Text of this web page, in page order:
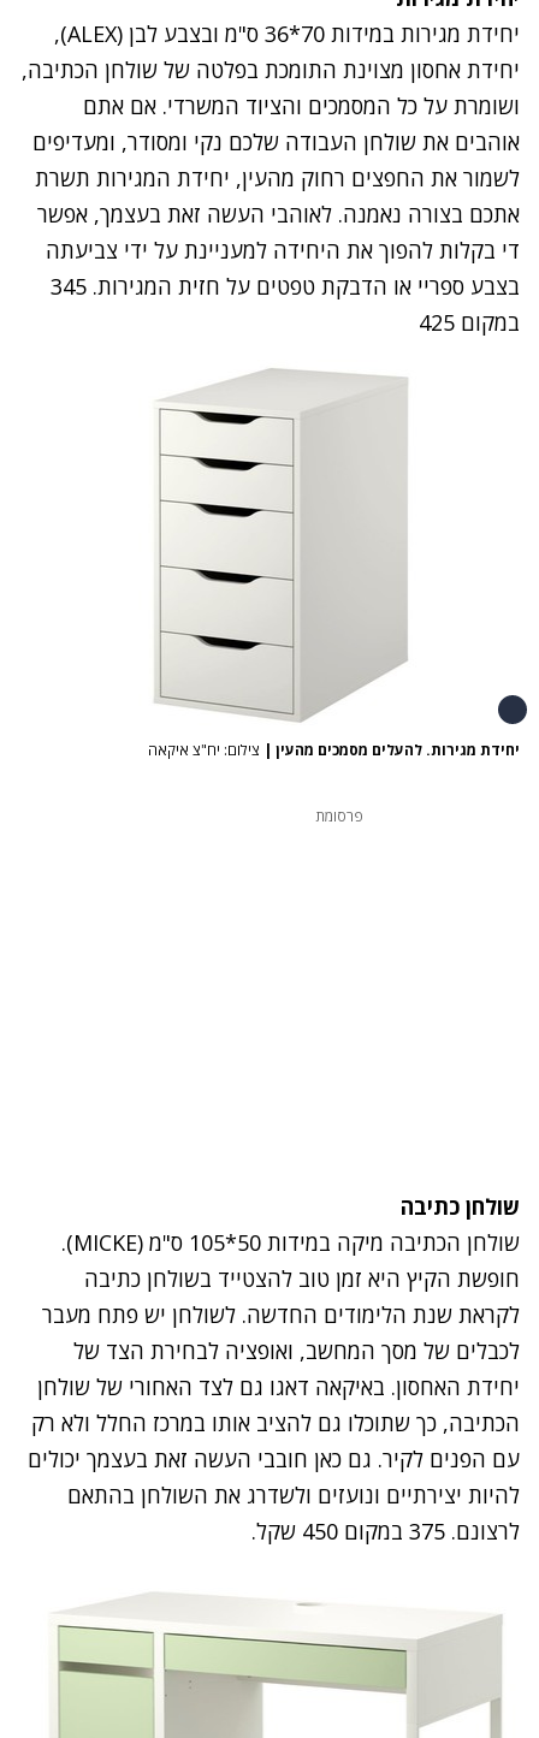
יחידת מגירות במידות 70*36 ס"מ ובצבע לבן (ALEX),
יחידת אחסון מצוינת התומכת בפלטה של שולחן הכתיבה,
ושומרת על כל המסמכים והציוד המשרדי. אם אתם
אוהבים את שולחן העבודה שלכם נקי ומסודר, ומעדיפים
לשמור את החפצים רחוק מהעין, יחידת המגירות תשרת
אתכם בצורה נאמנה. לאוהבי העשה זאת בעצמך, אפשר
די בקלות להפוך את היחידה למעניינת על ידי צביעתה
בצבע ספריי או הדבקת טפטים על חזית המגירות. 345
במקום 425
יחידת מגירות. להעלים מסמכים מהעין צילום: יח"צ איקאה
פרסומת
שולחן כתיבה
שולחן הכתיבה מיקה במידות 50*105 ס"מ (MICKE).
חופשת הקיץ היא זמן טוב להצטייד בשולחן כתיבה
לקראת שנת הלימודים החדשה. לשולחן יש פתח מעבר
לכבלים של מסך המחשב, ואופציה לבחירת הצד של
יחידת האחסון. באיקאה דאגו גם לצד האחורי של שולחן
הכתיבה, כך שתוכלו גם להציב אותו במרכז החלל ולא רק
עם הפנים לקיר. גם כאן חובבי העשה זאת בעצמך יכולים
להיות יצירתיים ונועזים ולשדרג את השולחן בהתאם
לרצונם. 375 במקום 450 שקל.